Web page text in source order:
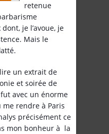
retenue
je l’avoue, je
Mais le
un extrait de
et soirée de
avec un énorme
me rendre à Paris
précisément ce
mon bonheur à la